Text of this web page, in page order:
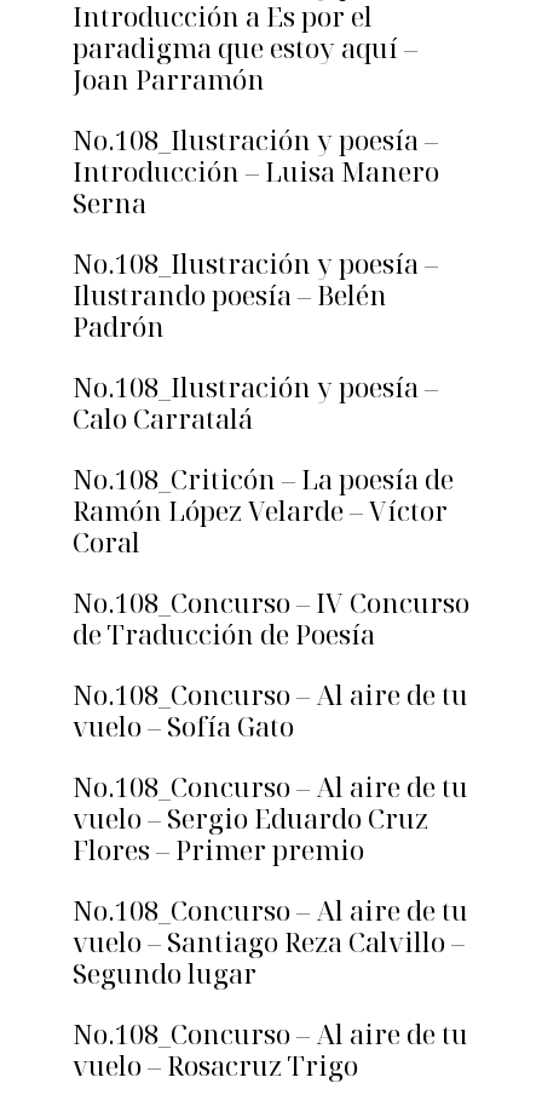
Introducción a Es por el
paradigma que estoy aquí –
Joan Parramón
No.108_Ilustración y poesía –
Introducción – Luisa Manero
Serna
No.108_Ilustración y poesía –
Ilustrando poesía – Belén
Padrón
No.108_Ilustración y poesía –
Calo Carratalá
No.108_Criticón – La poesía de
Ramón López Velarde – Víctor
Coral
No.108_Concurso – IV Concurso
de Traducción de Poesía
No.108_Concurso – Al aire de tu
vuelo – Sofía Gato
No.108_Concurso – Al aire de tu
vuelo – Sergio Eduardo Cruz
Flores – Primer premio
No.108_Concurso – Al aire de tu
vuelo – Santiago Reza Calvillo –
Segundo lugar
No.108_Concurso – Al aire de tu
vuelo – Rosacruz Trigo